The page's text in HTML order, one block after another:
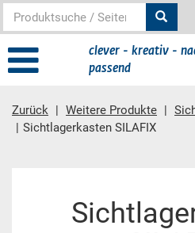
clever - kreativ -
passend
Zurück Weitere Produkte
Sichtlagerkasten SILAFIX